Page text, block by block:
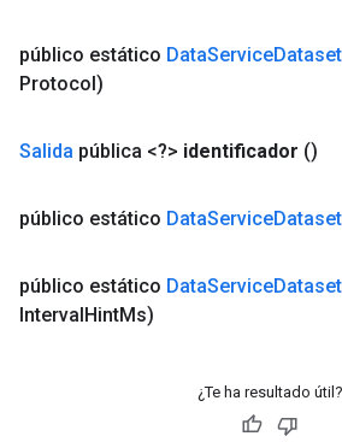
público estático DataServiceDataset
Protocol)
Salida pública <?> identificador ()
público estático DataServiceDataset
público estático DataServiceDataset
IntervalHintMs)
¿Te ha resultado útil?